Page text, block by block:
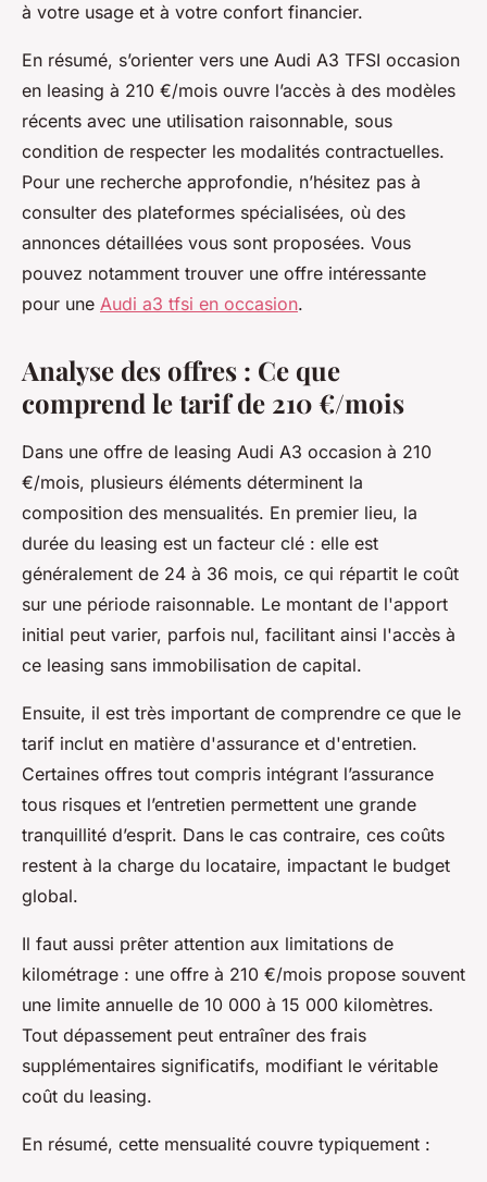
à votre usage et à votre confort financier.
En résumé, s’orienter vers une Audi A3 TFSI occasion
en leasing à 210 €/mois ouvre l’accès à des modèles
récents avec une utilisation raisonnable, sous
condition de respecter les modalités contractuelles.
Pour une recherche approfondie, n’hésitez pas à
consulter des plateformes spécialisées, où des
annonces détaillées vous sont proposées. Vous
pouvez notamment trouver une offre intéressante
pour une Audi a3 tfsi en occasion.
Analyse des offres : Ce que
comprend le tarif de 210 €/mois
Dans une offre de leasing Audi A3 occasion à 210
€/mois, plusieurs éléments déterminent la
composition des mensualités. En premier lieu, la
durée du leasing est un facteur clé : elle est
généralement de 24 à 36 mois, ce qui répartit le coût
sur une période raisonnable. Le montant de l'apport
initial peut varier, parfois nul, facilitant ainsi l'accès à
ce leasing sans immobilisation de capital.
Ensuite, il est très important de comprendre ce que le
tarif inclut en matière d'assurance et d'entretien.
Certaines offres tout compris intégrant l’assurance
tous risques et l’entretien permettent une grande
tranquillité d’esprit. Dans le cas contraire, ces coûts
restent à la charge du locataire, impactant le budget
global.
Il faut aussi prêter attention aux limitations de
kilométrage : une offre à 210 €/mois propose souvent
une limite annuelle de 10 000 à 15 000 kilomètres.
Tout dépassement peut entraîner des frais
supplémentaires significatifs, modifiant le véritable
coût du leasing.
En résumé, cette mensualité couvre typiquement :